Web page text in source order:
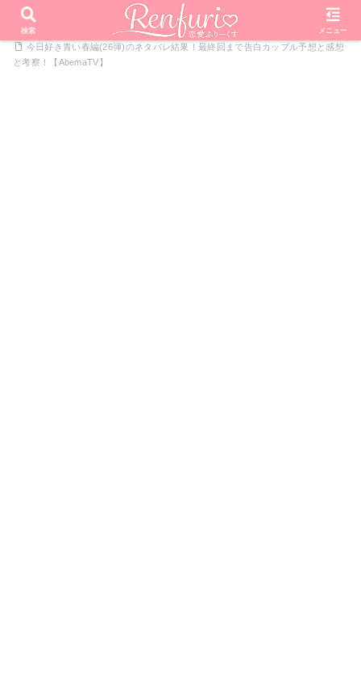
PR
ホーム 恋愛リアリティーショー
今日好きになりました
今日好き青い春編(26弾)のネタバレ結果！最終回まで告白カップル予想と感想
と考察！【AbemaTV】
検索 メニュー